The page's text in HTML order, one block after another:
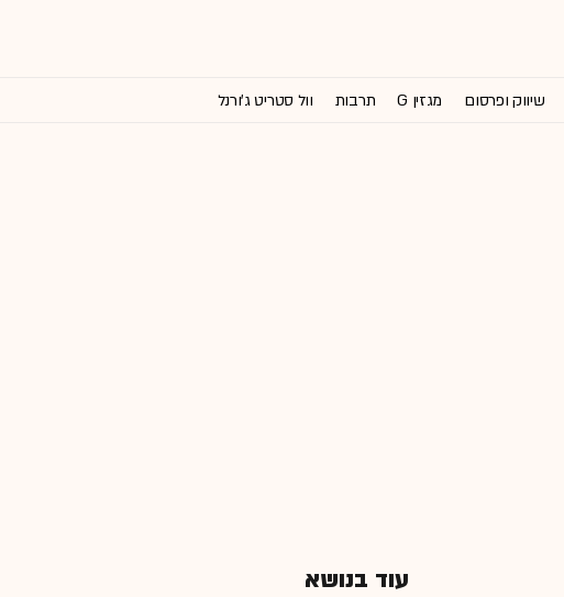
שיווק ופרסום מגזין G תרבות וול סטריט ג'ורנל
עוד בנושא